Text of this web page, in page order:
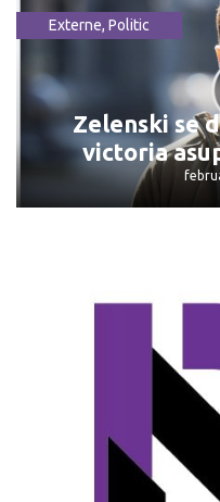
Președintele
într-
Externe, Politic
Zelenski se
victoria
Zelenski se